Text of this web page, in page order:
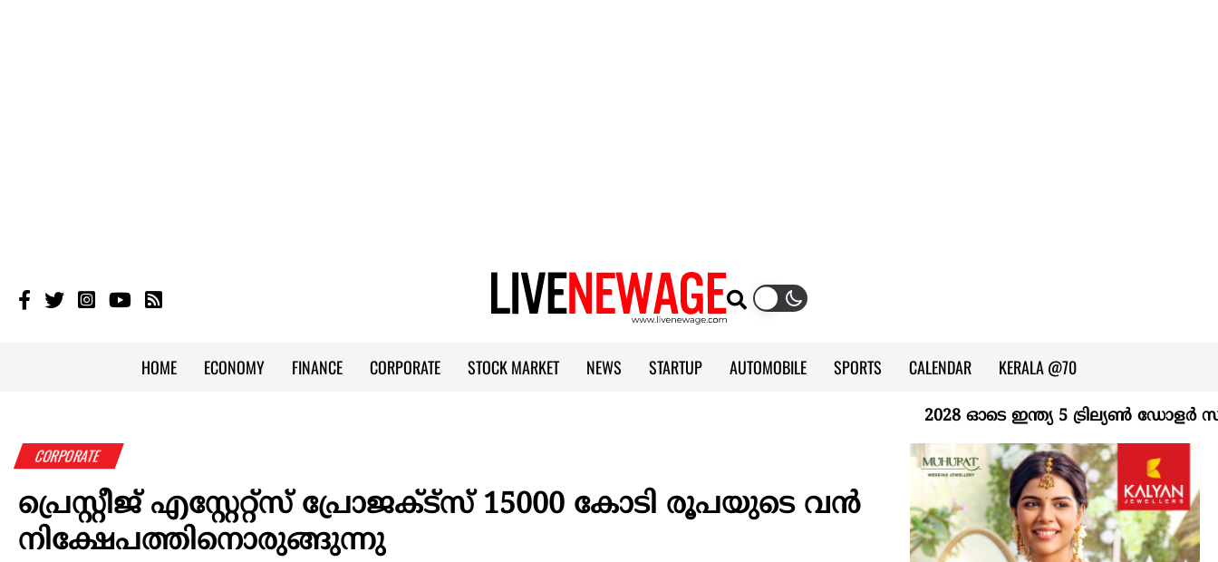
HOME ECONOMY FINANCE CORPORATE STOCK MARKET NEWS STARTUP AUTOMOBILE SPORTS CALENDAR KERALA @70
2028 ഓടെ ഇന്ത്യ 5 ട്രില്യണ്‍ ഡോളര്‍
CORPORATE
പ്രെസ്റ്റീജ് എസ്റ്റേറ്റ്സ് പ്രോജക്ട്സ് 15000 കോടി രൂപയുടെ വൻ
നിക്ഷേപത്തിനൊരുങ്ങുന്നു